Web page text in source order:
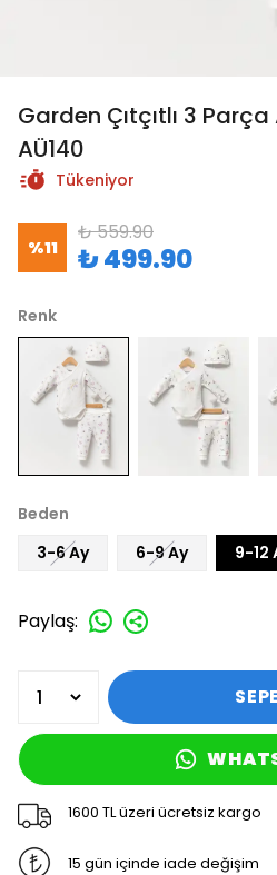
Garden Çıtçıtlı 3
AÜ140
Tükeniyor
%11
₺ 559.90
₺ 499.90
Renk
Beden
3-6 Ay
6-9 Ay 9-12
Paylaş:
1600 TL üzeri ücretsiz kargo
15 gün içinde iade değişim